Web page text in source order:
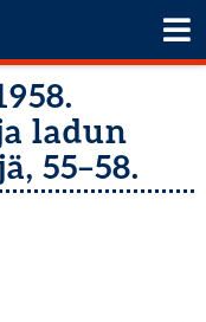
ladun
55–58.